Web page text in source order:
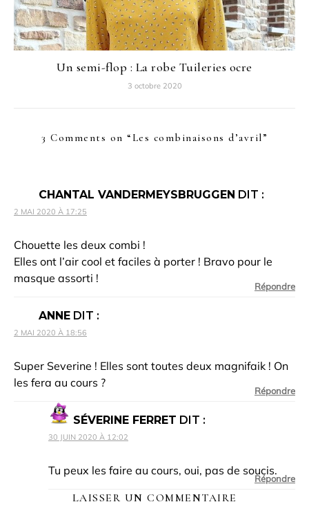
Un semi-flop : La robe Tuileries ocre
3 octobre 2020
3 Comments on “ Les combinaisons d’avril”
CHANTAL VANDERMEYSBRUGGEN DIT :
2 MAI 2020 À 17:25
Chouette les deux combi !
Elles ont l’air cool et faciles à porter ! Bravo pour le
masque assorti !
Répondre
ANNE DIT :
2 MAI 2020 À 18:56
Super Severine ! Elles sont toutes deux magnifaik ! On
les fera au cours ?
Répondre
SÉVERINE FERRET DIT :
30 JUIN 2020 À 12:02
Tu peux les faire au cours, oui, pas de soucis.
Répondre
LAISSER UN COMMENTAIRE